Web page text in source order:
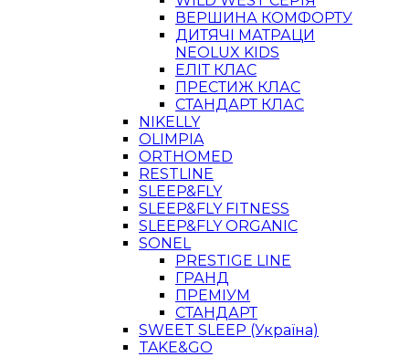
ВЕРШИНА КОМФОРТУ
ДИТЯЧІ МАТРАЦИ
NEOLUX KIDS
ЕЛІТ КЛАС
ПРЕСТИЖ КЛАС
СТАНДАРТ КЛАС
NIKELLY
OLIMPIA
ORTHOMED
RESTLINE
SLEEP&FLY
SLEEP&FLY FITNESS
SLEEP&FLY ORGANIC
SONEL
PRESTIGE LINE
ГРАНД
ПРЕМІУМ
СТАНДАРТ
SWEET SLEEP (Україна)
TAKE&GO